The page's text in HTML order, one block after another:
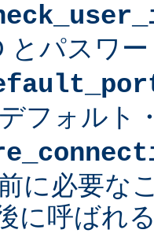
とパスワ
フォルト
に必要な
に呼ばれ